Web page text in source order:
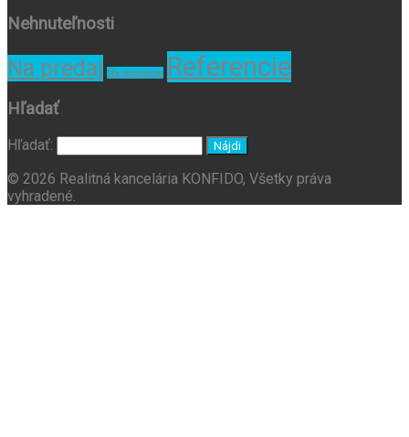
Nehnuteľnosti
Na predaj Na prenájom Referencie
Hľadať
Hľadať:
© 2026 Realitná kancelária KONFIDO, Všetky práva
vyhradené.